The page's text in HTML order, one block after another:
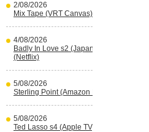
2/08/2026
Mix Tape (VRT Canvas)
4/08/2026
Badly In Love s2 (Japans) (reality)
(Netflix)
5/08/2026
Sterling Point (Amazon Prime Video)
5/08/2026
Ted Lasso s4 (Apple TV)